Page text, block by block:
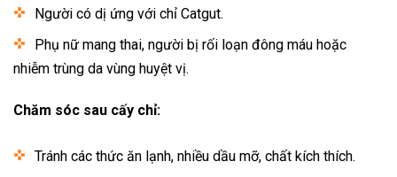
Người có dị ứng với chỉ Catgut.
Phụ nữ mang thai, người bị rối loạn đông máu hoặc
nhiễm trùng da vùng huyệt vị.
Chăm sóc sau cấy chỉ:
Tránh các thức ăn lạnh, nhiều dầu mỡ, chất kích thích.